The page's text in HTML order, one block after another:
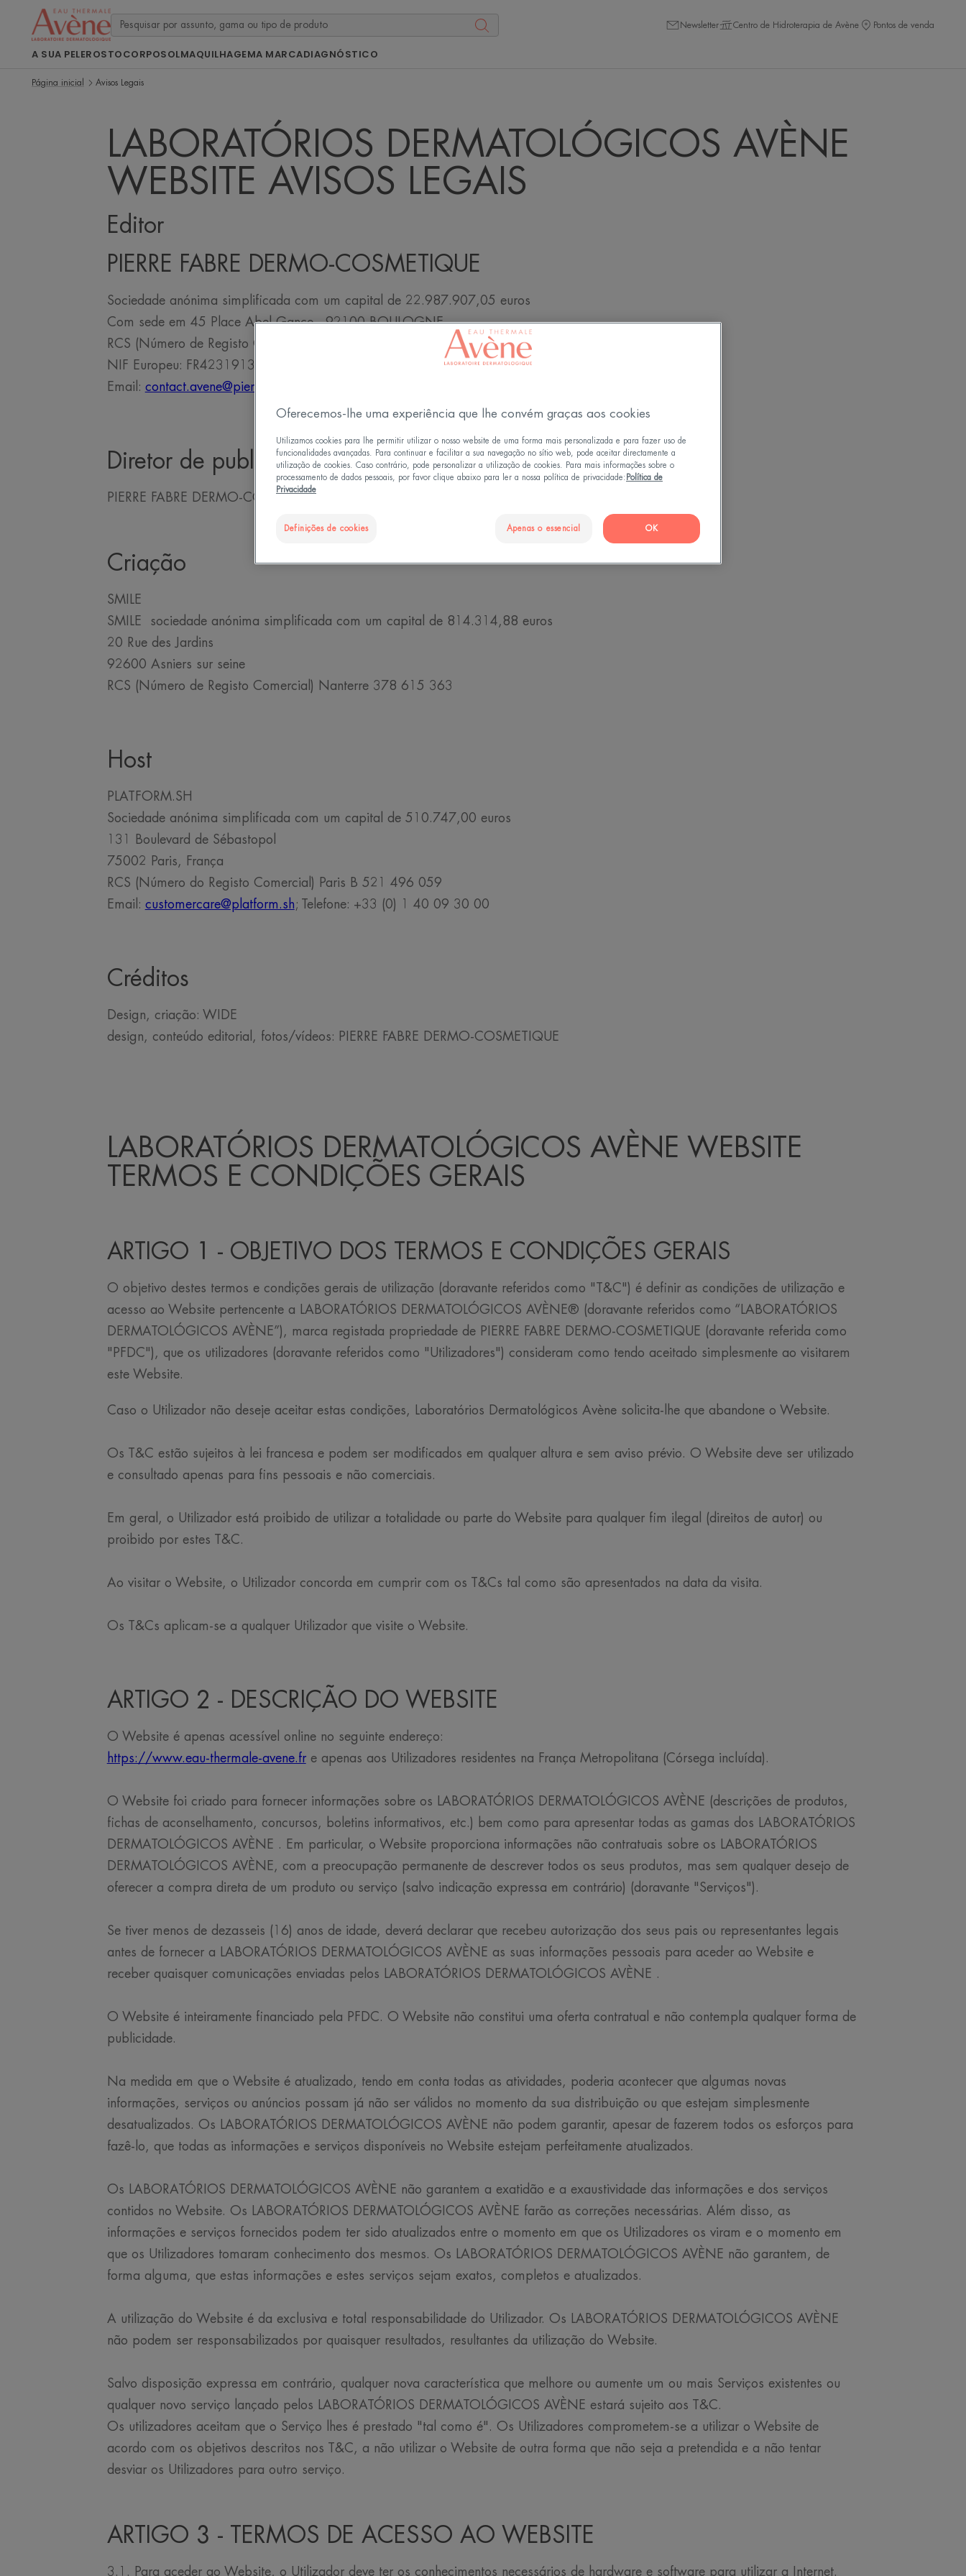
Newsletter Centro de Hidroterapia de Avène Pontos de venda
A SUA PELEROSTOCORPOSOLMAQUILHAGEMA MARCADIAGNÓSTICO
Página inicial Avisos Legais
LABORATÓRIOS DERMATOLÓGICOS AVÈNE
WEBSITE AVISOS LEGAIS
Editor
PIERRE FABRE DERMO-COSMETIQUE
Sociedade anónima simplificada com um capital de 22.987.907,05 euros
Com sede em 45 Place Abel Gance - 92100 BOULOGNE
RCS (Número de Registo Comercial) Nanterre 319 137 576
NIF Europeu: FR42319137576
Email: contact.avene@pierre-fabre.com
Diretor de publicação
PIERRE FABRE DERMO-COSMETIQUE
Criação
SMILE
SMILE sociedade anónima simplificada com um capital de 814.314,88 euros
20 Rue des Jardins
92600 Asniers sur seine
RCS (Número de Registo Comercial) Nanterre 378 615 363
Host
PLATFORM.SH
Sociedade anónima simplificada com um capital de 510.747,00 euros
131 Boulevard de Sébastopol
75002 Paris, França
RCS (Número do Registo Comercial) Paris B 521 496 059
Email: customercare@platform.sh ; Telefone: +33 (0) 1 40 09 30 00
Créditos
Design, criação: WIDE
design, conteúdo editorial, fotos/vídeos: PIERRE FABRE DERMO-COSMETIQUE
LABORATÓRIOS DERMATOLÓGICOS AVÈNE WEBSITE
TERMOS E CONDIÇÕES GERAIS
ARTIGO 1 - OBJETIVO DOS TERMOS E CONDIÇÕES GERAIS
O objetivo destes termos e condições gerais de utilização (doravante referidos como "T&C") é definir as condições de utilização e
acesso ao Website pertencente a LABORATÓRIOS DERMATOLÓGICOS AVÈNE® (doravante referidos como “LABORATÓRIOS
DERMATOLÓGICOS AVÈNE”), marca registada propriedade de PIERRE FABRE DERMO-COSMETIQUE (doravante referida como
"PFDC"), que os utilizadores (doravante referidos como "Utilizadores") consideram como tendo aceitado simplesmente ao visitarem
este Website.
Caso o Utilizador não deseje aceitar estas condições, Laboratórios Dermatológicos Avène solicita-lhe que abandone o Website.
Os T&C estão sujeitos à lei francesa e podem ser modificados em qualquer altura e sem aviso prévio. O Website deve ser utilizado
e consultado apenas para fins pessoais e não comerciais.
Em geral, o Utilizador está proibido de utilizar a totalidade ou parte do Website para qualquer fim ilegal (direitos de autor) ou
proibido por estes T&C.
Ao visitar o Website, o Utilizador concorda em cumprir com os T&Cs tal como são apresentados na data da visita.
Os T&Cs aplicam-se a qualquer Utilizador que visite o Website.
ARTIGO 2 - DESCRIÇÃO DO WEBSITE
O Website é apenas acessível online no seguinte endereço:
https://www.eau-thermale-avene.fre apenas aos Utilizadores residentes na França Metropolitana (Córsega incluída).
O Website foi criado para fornecer informações sobre os LABORATÓRIOS DERMATOLÓGICOS AVÈNE (descrições de produtos,
fichas de aconselhamento, concursos, boletins informativos, etc.) bem como para apresentar todas as gamas dos LABORATÓRIOS
DERMATOLÓGICOS AVÈNE . Em particular, o Website proporciona informações não contratuais sobre os LABORATÓRIOS
DERMATOLÓGICOS AVÈNE, com a preocupação permanente de descrever todos os seus produtos, mas sem qualquer desejo de
oferecer a compra direta de um produto ou serviço (salvo indicação expressa em contrário) (doravante "Serviços").
Se tiver menos de dezasseis (16) anos de idade, deverá declarar que recebeu autorização dos seus pais ou representantes legais
antes de fornecer a LABORATÓRIOS DERMATOLÓGICOS AVÈNE as suas informações pessoais para aceder ao Website e
receber quaisquer comunicações enviadas pelos LABORATÓRIOS DERMATOLÓGICOS AVÈNE .
O Website é inteiramente financiado pela PFDC. O Website não constitui uma oferta contratual e não contempla qualquer forma de
publicidade.
Na medida em que o Website é atualizado, tendo em conta todas as atividades, poderia acontecer que algumas novas
informações, serviços ou anúncios possam já não ser válidos no momento da sua distribuição ou que estejam simplesmente
desatualizados. Os LABORATÓRIOS DERMATOLÓGICOS AVÈNE não podem garantir, apesar de fazerem todos os esforços para
fazê-lo, que todas as informações e serviços disponíveis no Website estejam perfeitamente atualizados.
Os LABORATÓRIOS DERMATOLÓGICOS AVÈNE não garantem a exatidão e a exaustividade das informações e dos serviços
contidos no Website. Os LABORATÓRIOS DERMATOLÓGICOS AVÈNE farão as correções necessárias. Além disso, as
informações e serviços fornecidos podem ter sido atualizados entre o momento em que os Utilizadores os viram e o momento em
que os Utilizadores tomaram conhecimento dos mesmos. Os LABORATÓRIOS DERMATOLÓGICOS AVÈNE não garantem, de
forma alguma, que estas informações e estes serviços sejam exatos, completos e atualizados.
A utilização do Website é da exclusiva e total responsabilidade do Utilizador. Os LABORATÓRIOS DERMATOLÓGICOS AVÈNE
não podem ser responsabilizados por quaisquer resultados, resultantes da utilização do Website.
Salvo disposição expressa em contrário, qualquer nova característica que melhore ou aumente um ou mais Serviços existentes ou
qualquer novo serviço lançado pelos LABORATÓRIOS DERMATOLÓGICOS AVÈNE estará sujeito aos T&C.
Os utilizadores aceitam que o Serviço lhes é prestado "tal como é". Os Utilizadores comprometem-se a utilizar o Website de
acordo com os objetivos descritos nos T&C, a não utilizar o Website de outra forma que não seja a pretendida e a não tentar
desviar os Utilizadores para outro serviço.
ARTIGO 3 - TERMOS DE ACESSO AO WEBSITE
3.1. Para aceder ao Website, o Utilizador deve ter os conhecimentos necessários de hardware e software para utilizar a Internet.
Oferecemos-lhe uma experiência que lhe convém graças aos cookies
Utilizamos cookies para lhe permitir utilizar o nosso website de uma forma mais personalizada e para fazer uso de
funcionalidades avançadas. Para continuar e facilitar a sua navegação no sítio web, pode aceitar directamente a
utilização de cookies. Caso contrário, pode personalizar a utilização de cookies. Para mais informações sobre o
processamento de dados pessoais, por favor clique abaixo para ler a nossa política de privacidade: Política de
Privacidade
Definições de cookies Apenas o essencial OK